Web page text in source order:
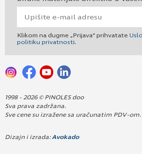
Klikom na dugme „Prijava“ prihvatate
politiku privatnosti.
1998 - 2026 © PINOLES doo
Sva prava zadržana.
Sve cene su izražene sa uračunatim PDV-om.
Dizajn i izrada:Avokado